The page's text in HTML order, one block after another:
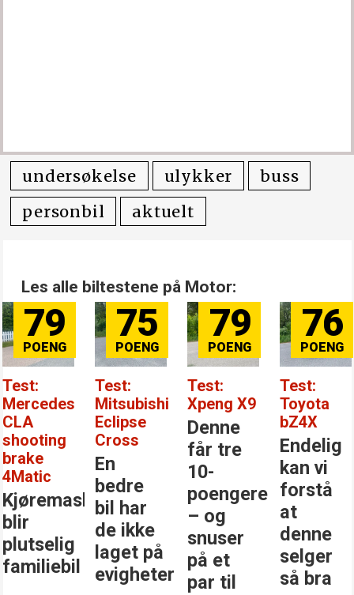
undersøkelse ulykker
buss
personbil
aktuelt
Les alle biltestene på Motor:
79
Test:
Mercedes
CLA
shooting
brake
4Matic
Kjøremaskinen
blir
plutselig
familiebil
75
Test:
Mitsubishi
Eclipse
Cross
En
bedre
bil har
de ikke
laget på
evigheter
79
Test:
Xpeng X9
Denne
får tre
10-
poengere
– og
snuser
på et
par til
76
Test:
Toyota
bZ4X
Endelig
kan vi
forstå
at
denne
selger
så bra